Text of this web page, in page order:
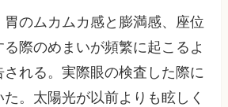
のムカムカ感と膨満感、座位
際のめまいが頻繁に起こるよ
される。実際眼の検査した際に
。太陽光が以前よりも眩しく